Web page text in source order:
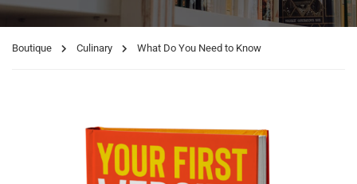
Boutique Culinary What Do You Need to Know